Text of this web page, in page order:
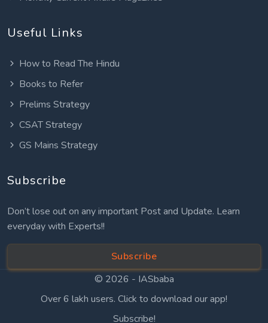
Useful Links
How to Read The Hindu
Books to Refer
Prelims Strategy
CSAT Strategy
GS Mains Strategy
Subscribe
Don’t lose out on any important Post and Update. Learn
everyday with Experts!!
Subscribe
© 2026 - IASbaba
Over 6 lakh users. Click to download our app!
Subscribe!